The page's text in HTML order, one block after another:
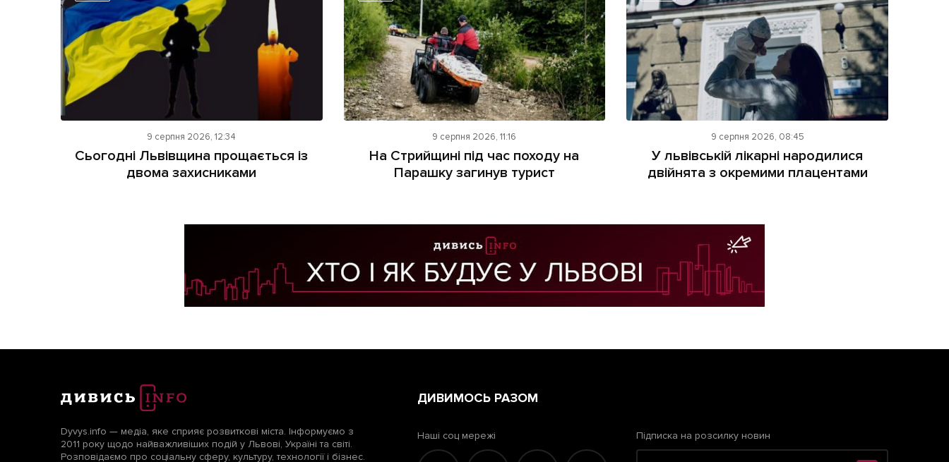
9 серпня 2026, 12:34
Сьогодні Львівщина прощається із
двома захисниками
9 серпня 2026, 11:16
На Стрийщині під час походу на
Парашку загинув турист
9 серпня 2026, 08:45
У львівській лікарні народилися
двійнята з окремими плацентами
Dyvys.info — медіа, яке сприяє розвиткові міста. Інформуємо з
2011 року щодо найважливіших подій у Львові, Україні та світі.
Розповідаємо про соціальну сферу, культуру, технології і бізнес.
ДИВИМОСЬ РАЗОМ
Наші соц мережі Підписка на розсилку новин